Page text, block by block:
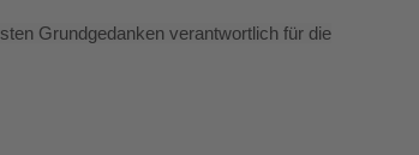
Grundgedanken verantwortlich für die